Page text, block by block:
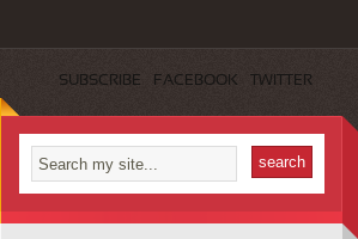
SUBSCRIBE FACEBOOK TWITTER